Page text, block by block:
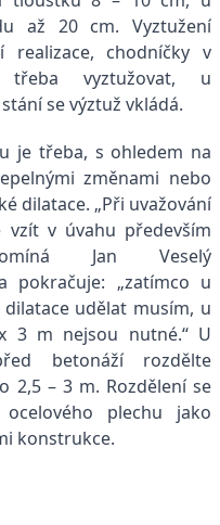
až 20 cm. Vyztužení
chodníčky v
třeba vyztužovat, u
se výztuž vkládá.
je třeba, s ohledem na
změnami nebo
dilatace. „Při uvažování
vzít v úvahu především
Jan Veselý
pokračuje: „zatímco u
udělat musím, u
3 m nejsou nutné.“ U
betonáží rozdělte
2,5 – 3 m. Rozdělení se
plechu jako
konstrukce.